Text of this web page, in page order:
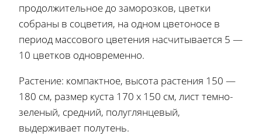
продолжительное до заморозков, цветки
собраны в соцветия, на одном цветоносе в
период массового цветения насчитывается 5 —
10 цветков одновременно.
Растение: компактное, высота растения 150 —
180 см, размер куста 170 х 150 см, лист темно-
зеленый, средний, полуглянцевый,
выдерживает полутень.